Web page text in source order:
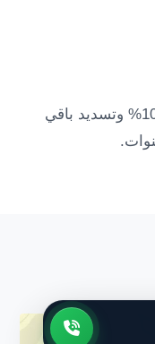
يتم دفع مقدم يبدأ من 10% وتسديد باقي